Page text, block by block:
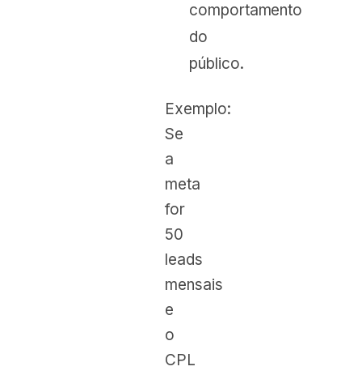
comportamento
do
público.
Exemplo:
Se
a
meta
for
50
leads
mensais
e
o
CPL